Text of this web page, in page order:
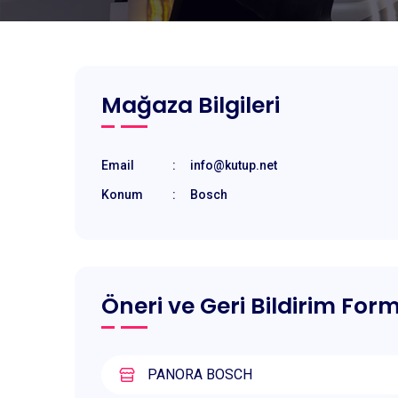
Mağaza Bilgileri
Email : info@kutup.net
Konum : Bosch
Öneri ve Geri Bildirim